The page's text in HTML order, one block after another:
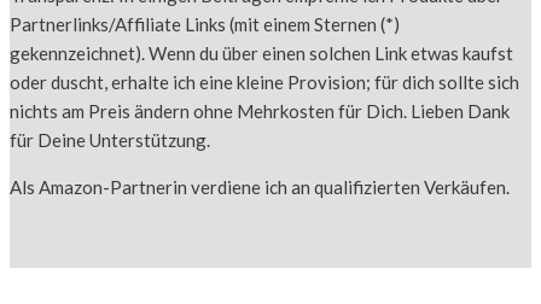
Partnerlinks/Affiliate Links (mit einem Sternen (*)
gekennzeichnet). Wenn du über einen solchen Link etwas kaufst
oder duscht, erhalte ich eine kleine Provision; für dich sollte sich
nichts am Preis ändern ohne Mehrkosten für Dich. Lieben Dank
für Deine Unterstützung.
Als Amazon-Partnerin verdiene ich an qualifizierten Verkäufen.